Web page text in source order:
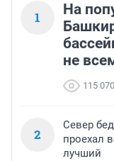
1
На
не
115 070
2
Север
проехал
лучший